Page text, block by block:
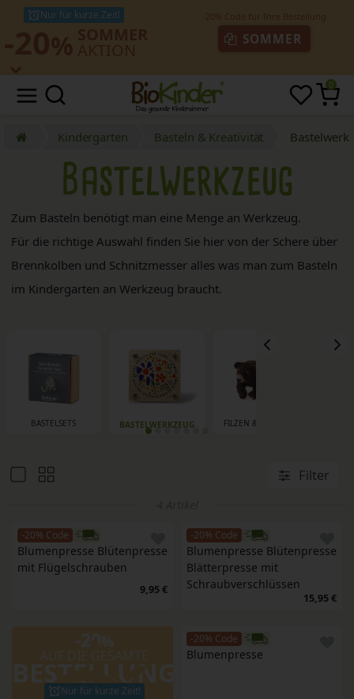
Nur für kurze Zeit!
SOMMER
0
Kindergarten Basteln & Kreativität
Bastelwerkzeug
Zum Basteln benötigt man eine Menge an Werkzeug.
Für die richtige Auswahl finden Sie hier von der Schere über
Brennkolben und Schnitzmesser alles was man zum Basteln
im Kindergarten an Werkzeug braucht.
BASTELSETS BASTELWERKZEUG FILZEN & PRICKELN
Filter
-20% Code
Blumenpresse Blütenpresse
mit Flügelschrauben
9,95 €
-20% Code
Blumenpresse Blütenpresse
Blätterpresse mit
Schraubverschlüssen
15,95 €
BESTELLUNG
Nur für kurze Zeit!
-20% Code
Blumenpresse